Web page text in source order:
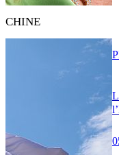
CHINE